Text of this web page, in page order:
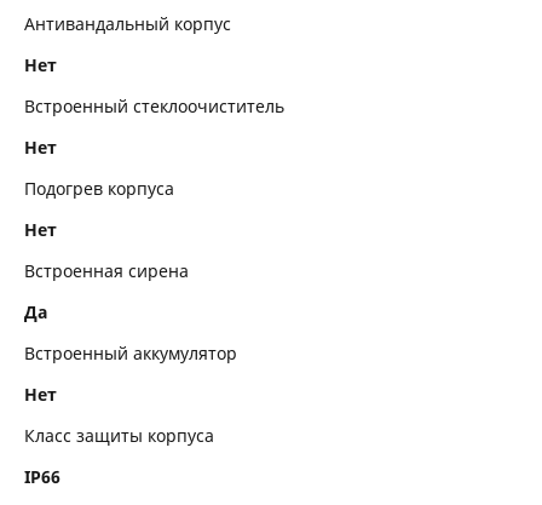
Антивандальный корпус
Нет
Встроенный стеклоочиститель
Нет
Подогрев корпуса
Нет
Встроенная сирена
Да
Встроенный аккумулятор
Нет
Класс защиты корпуса
IP66